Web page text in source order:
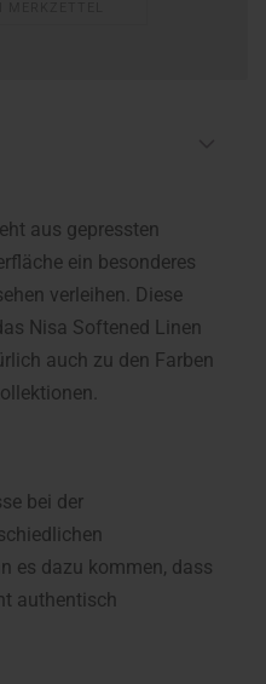
aus gepressten
ein besonderes
verleihen. Diese
Nisa Softened Linen
auch zu den Farben
bei der
es dazu kommen, dass
authentisch